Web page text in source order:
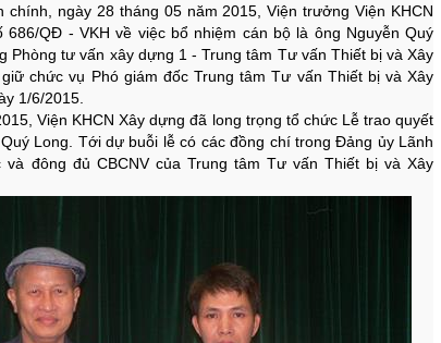
ngày 28 tháng 05 năm 2015, Viện trưởng Viện KHCN
QĐ - VKH về việc bổ nhiệm cán bộ là ông Nguyễn Quý
Phòng tư vấn xây dựng 1 - Trung tâm Tư vấn Thiết bị và Xây
chức vụ Phó giám đốc Trung tâm Tư vấn Thiết bị và Xây
1/6/2015.
Viện KHCN Xây dựng đã long trọng tổ chức Lễ trao quyết
Long. Tới dự buỗi lễ có các đồng chí trong Đảng ủy Lãnh
đông đủ CBCNV của Trung tâm Tư vấn Thiết bị và Xây